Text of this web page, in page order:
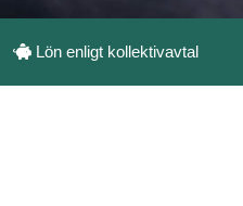
Lön enligt kollektivavtal